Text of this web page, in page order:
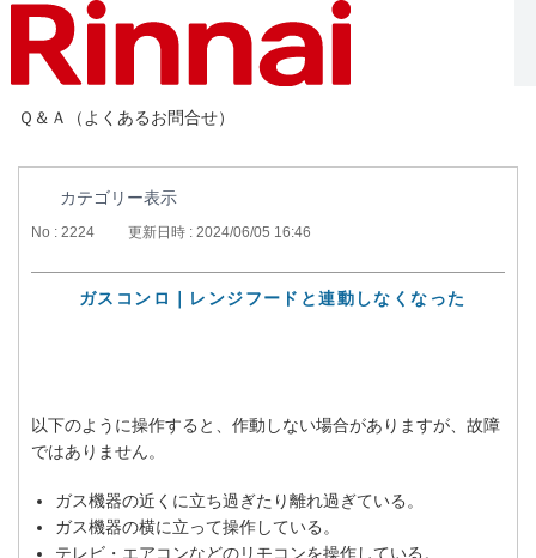
Ｑ＆Ａ（よくあるお問合せ）
カテゴリー表示
No : 2224 更新日時 : 2024/06/05 16:46
ガスコンロ｜レンジフードと連動しなくなった
以下のように操作すると、作動しない場合がありますが、故障
ではありません。
ガス機器の近くに立ち過ぎたり離れ過ぎている。
ガス機器の横に立って操作している。
テレビ・エアコンなどのリモコンを操作している。